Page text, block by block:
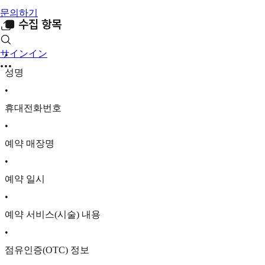
문의하기
サインイン
■ 수집 항목
•
성명
•
휴대전화번호
•
예약 매장명
•
예약 일시
•
예약 서비스(시술) 내용
•
점유인증(OTC) 정보